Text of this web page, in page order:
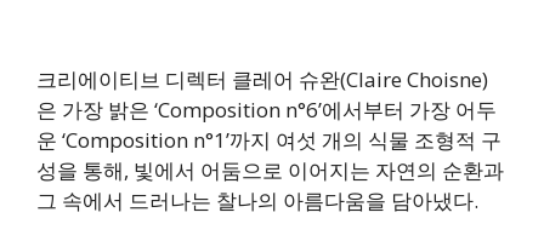
크리에이티브 디렉터 클레어 슈완(Claire Choisne)
은 가장 밝은 ‘Composition n°6’에서부터 가장 어두
운 ‘Composition n°1’까지 여섯 개의 식물 조형적 구
성을 통해, 빛에서 어둠으로 이어지는 자연의 순환과
그 속에서 드러나는 찰나의 아름다움을 담아냈다.